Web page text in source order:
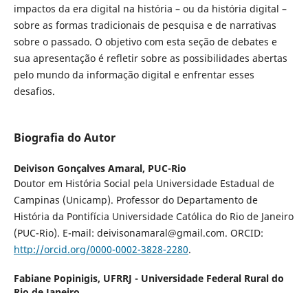
impactos da era digital na história – ou da história digital –
sobre as formas tradicionais de pesquisa e de narrativas
sobre o passado. O objetivo com esta seção de debates e
sua apresentação é refletir sobre as possibilidades abertas
pelo mundo da informação digital e enfrentar esses
desafios.
Biografia do Autor
Deivison Gonçalves Amaral, PUC-Rio
Doutor em História Social pela Universidade Estadual de
Campinas (Unicamp). Professor do Departamento de
História da Pontifícia Universidade Católica do Rio de Janeiro
(PUC-Rio). E-mail: deivisonamaral@gmail.com. ORCID:
http://orcid.org/0000-0002-3828-2280.
Fabiane Popinigis, UFRRJ - Universidade Federal Rural do